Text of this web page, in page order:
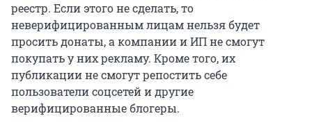
реестр. Если этого не сделать, то
неверифицированным лицам нельзя будет
просить донаты, а компании и ИП не смогут
покупать у них рекламу. Кроме того, их
публикации не смогут репостить себе
пользователи соцсетей и другие
верифицированные блогеры.